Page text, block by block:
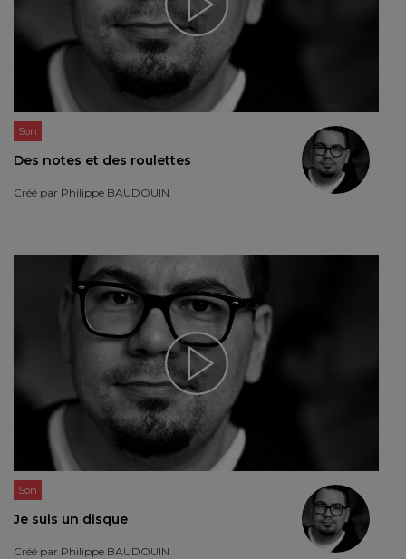
Son
Des notes et des roulettes
Créé par Philippe BAUDOUIN
Son
Je suis un disque
Créé par Philippe BAUDOUIN